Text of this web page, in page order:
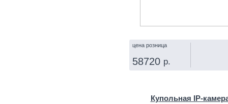
цена розница
58720 р.
Купольная